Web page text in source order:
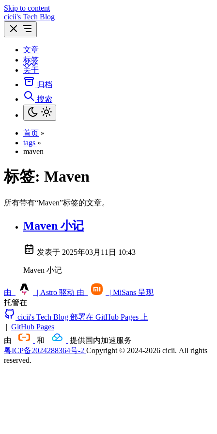
Skip to content
cicii's Tech Blog
文章
标签
关于
归档
搜索
首页 »
tags »
maven
标签: Maven
所有带有“Maven”标签的文章。
Maven 小记
发表于 2025年03月11日 10:43
Maven 小记
由 | Astro 驱动 由
| MiSans 呈现
托管在
cicii's Tech Blog 部署在 GitHub Pages 上
| GitHub Pages
由
和
提供国内加速服务
粤ICP备2024288364号-2 Copyright © 2024-2026 cicii. All rights
reserved.